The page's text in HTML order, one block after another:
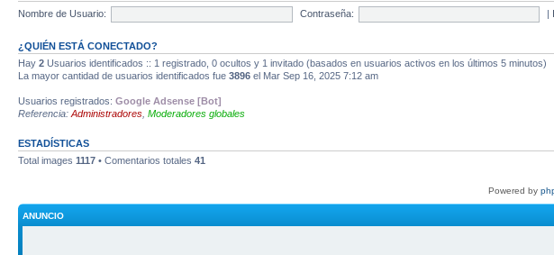
Nombre de Usuario:
Contraseña: |
¿QUIÉN ESTÁ CONECTADO?
Hay 2 Usuarios identificados :: 1 registrado, 0 ocultos y 1 invitado (basados en usuarios activos en los últimos 5 minutos)
La mayor cantidad de usuarios identificados fue 3896 el Mar Sep 16, 2025 7:12 am
Usuarios registrados: Google Adsense [Bot]
Referencia: Administradores Moderadores globales
ESTADÍSTICAS
Total images 1117 • Comentarios totales 41
Powered by
ANUNCIO